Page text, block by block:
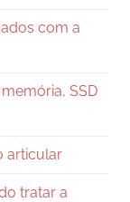
com a
SSD
articular
tratar a